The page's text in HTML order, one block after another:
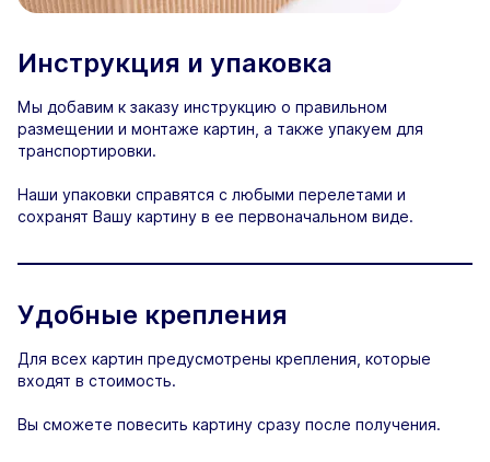
Инструкция и упаковка
Мы добавим к заказу инструкцию о правильном
размещении и монтаже картин, а также упакуем для
транспортировки.
Наши упаковки справятся с любыми перелетами и
сохранят Вашу картину в ее первоначальном виде.
Удобные крепления
Для всех картин предусмотрены крепления, которые
входят в стоимость.
Вы сможете повесить картину сразу после получения.